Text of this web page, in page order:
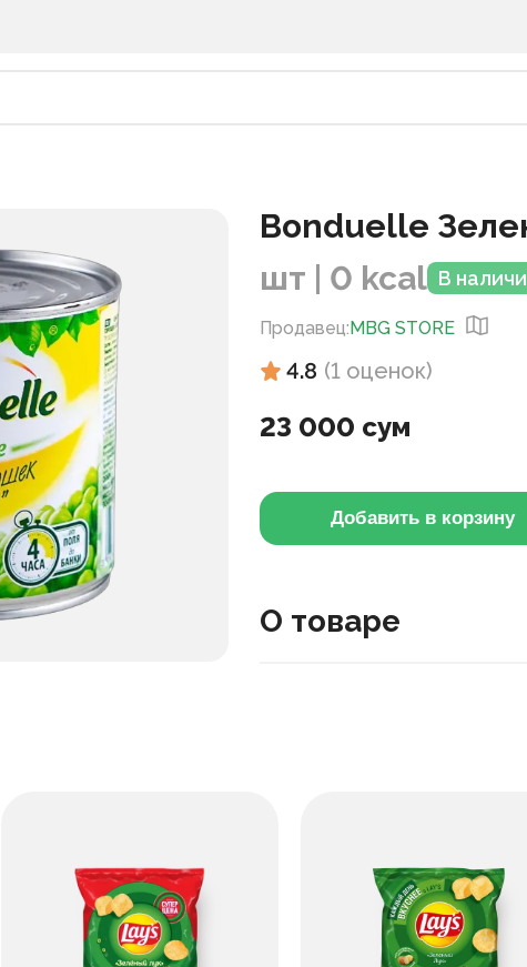
Bonduelle
шт | 0 kcal В
Продавец:MBG STORE
4.8 (1 оценок)
23 000 сум
Добавить в корзину
О товаре